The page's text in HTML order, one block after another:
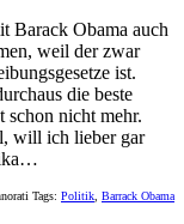
Barack Obama auch
weil der zwar
ist.
die beste
schon nicht mehr.
will ich lieber gar
Tags: Politik Barrack Obama